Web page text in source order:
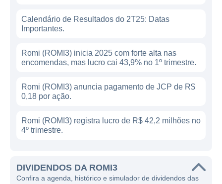
Calendário de Resultados do 2T25: Datas
Importantes.
Romi (ROMI3) inicia 2025 com forte alta nas
encomendas, mas lucro cai 43,9% no 1º trimestre.
Romi (ROMI3) anuncia pagamento de JCP de R$
0,18 por ação.
Romi (ROMI3) registra lucro de R$ 42,2 milhões no
4º trimestre.
DIVIDENDOS DA ROMI3
Confira a agenda, histórico e simulador de dividendos das